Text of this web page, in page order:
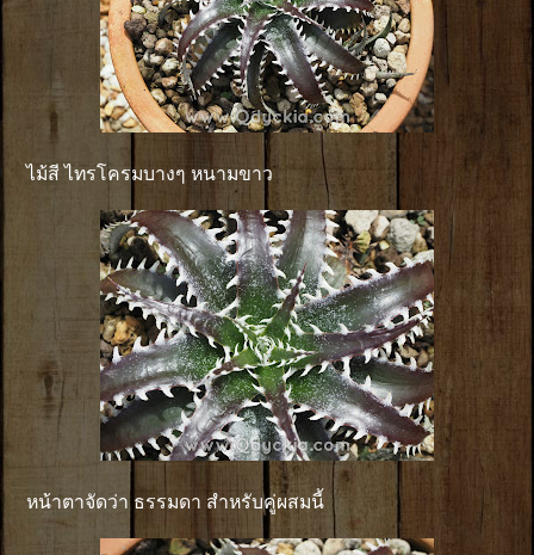
ไม้สี ไทรโครมบางๆ หนามขาว
หน้าตาจัดว่า ธรรมดา สำหรับคู่ผสมนี้